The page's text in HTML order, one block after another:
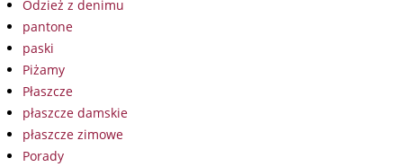
Odzież z denimu
pantone
paski
Piżamy
Płaszcze
płaszcze damskie
płaszcze zimowe
Porady